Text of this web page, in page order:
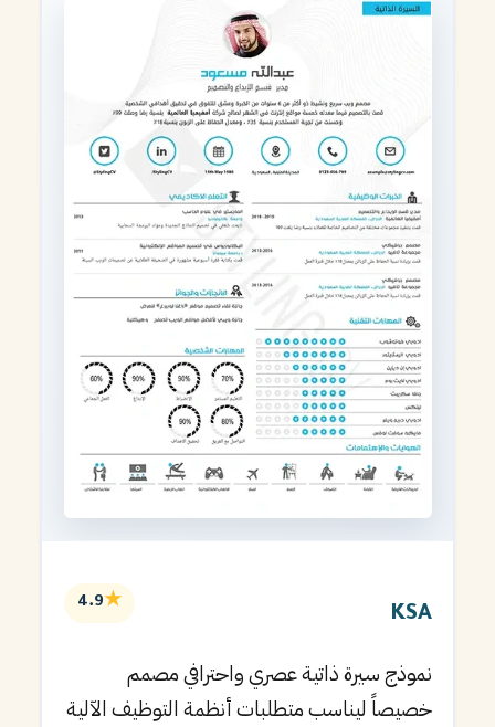
KSA
★
4.9
نموذج سيرة ذاتية عصري واحترافي مصمم
خصيصاً ليناسب متطلبات أنظمة التوظيف الآلية